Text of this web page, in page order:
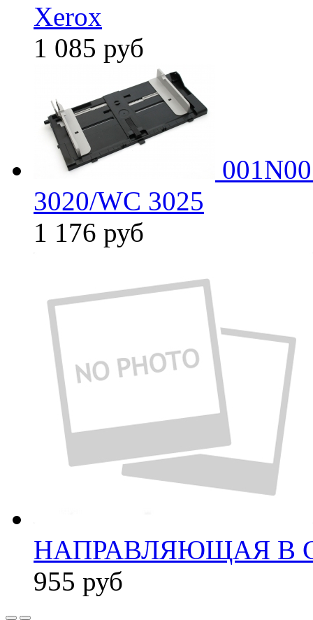
Xerox
1 085 руб
3020/WC 3025
1 176 руб
НАПРАВЛЯЮЩАЯ В
955 руб